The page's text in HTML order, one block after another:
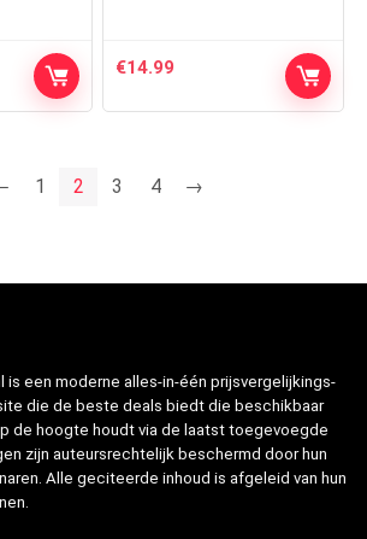
€14.99
1 2 3 4 →
is een moderne alles-in-één prijsvergelijkings-
die de beste deals biedt die beschikbaar
de hoogte houdt via de laatst toegevoegde
zijn auteursrechtelijk beschermd door hun
Alle geciteerde inhoud is afgeleid van hun